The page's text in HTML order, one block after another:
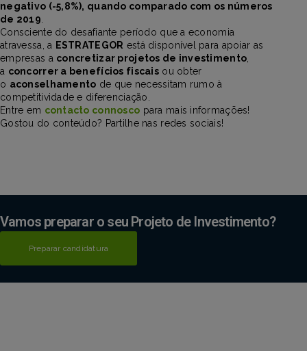
negativo (-5,8%), quando comparado com os números
de 2019
Consciente do desafiante período que a economia
atravessa, a ESTRATEGOR está disponível para apoiar as
empresas a concretizar projetos de investimento
a concorrer a benefícios fiscaisou obter
o aconselhamento de que necessitam rumo à
competitividade e diferenciação.
Entre em contacto connosco para mais informações!
Gostou do conteúdo? Partilhe nas redes sociais!
Vamos preparar o seu Projeto de Investimento?
Preparar candidatura